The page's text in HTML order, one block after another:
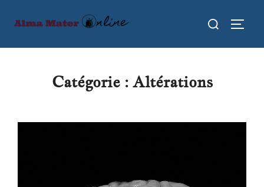
Rechercher :
Catégorie : Altérations